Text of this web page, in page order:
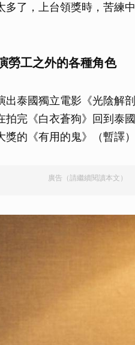
多了，上台領獎時，苦練
工之外的各種角色
出泰國獨立電影《光陰解
拍完《白衣蒼狗》回到泰
的《有用的鬼》（暫譯）
廣告（請繼續閱讀本文）